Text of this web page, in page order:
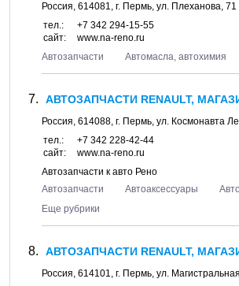
Россия, 614081, г. Пермь, ул. Плеханова, 71
тел.:
+7 342 294-15-55
сайт:
www.na-reno.ru
Автозапчасти
Автомасла, автохимия
АВТОЗАПЧАСТИ RENAULT,
Россия, 614088, г. Пермь, ул. Космонавта
тел.:
+7 342 228-42-44
сайт:
www.na-reno.ru
Автозапчасти к авто Рено
Автозапчасти
Автоаксессуары
Еще рубрики
АВТОЗАПЧАСТИ RENAULT,
Россия, 614101, г. Пермь, ул.